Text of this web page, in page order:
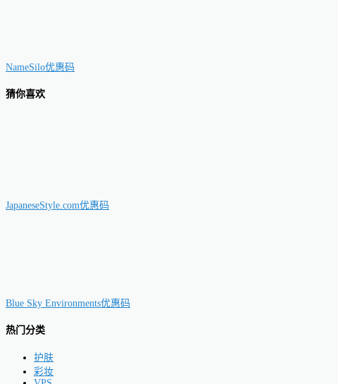
NameSilo优惠码
猜你喜欢
JapaneseStyle.com优惠码
Blue Sky Environments优惠码
热门分类
护肤
彩妆